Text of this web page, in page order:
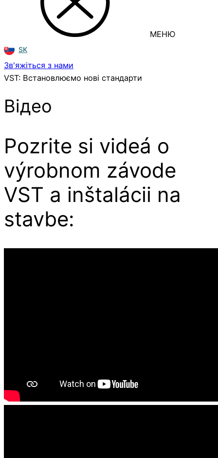
МЕНЮ
SK
Зв'яжіться з нами
VST: Встановлюємо нові стандарти
Відео
Pozrite si videá o
výrobnom závode
VST a inštalácii na
stavbe: